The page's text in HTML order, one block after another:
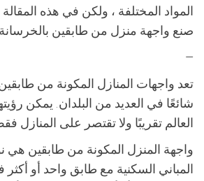
المواد المختلفة ، ولكن في هذه
صنع واجهة منزل من طابقين بالخرسانة.
—
تعد واجهات المنازل المكونة من
شائعًا في العديد من البلدان. يمكن
العالم تقريبًا ولا تقتصر على المنازل
واجهة المنزل المكونة من طابقين هي
المباني السكنية مع طابق واحد أو